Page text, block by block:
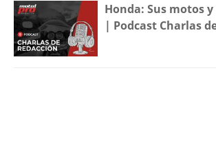
Honda: Sus motos
| Podcast Charlas